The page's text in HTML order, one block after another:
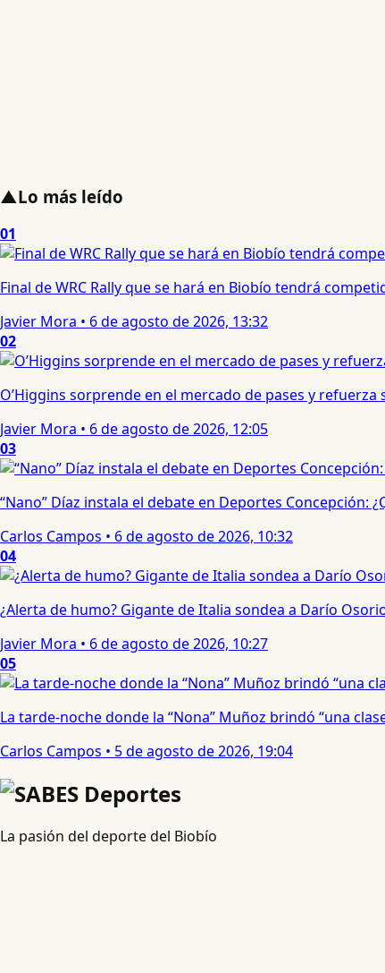
▲Lo más leído
01
Final de WRC Rally que se hará en Biobío tendrá
Javier Mora • 6 de agosto de 2026, 13:32
02
O’Higgins sorprende en el mercado de pases y
Javier Mora • 6 de agosto de 2026, 12:05
03
“Nano” Díaz instala el debate en Deportes Concepción:
Carlos Campos • 6 de agosto de 2026, 10:32
04
¿Alerta de humo? Gigante de Italia sondea a Darío
Javier Mora • 6 de agosto de 2026, 10:27
05
La tarde-noche donde la “Nona” Muñoz brindó “una
Carlos Campos • 5 de agosto de 2026, 19:04
La pasión del deporte del Biobío